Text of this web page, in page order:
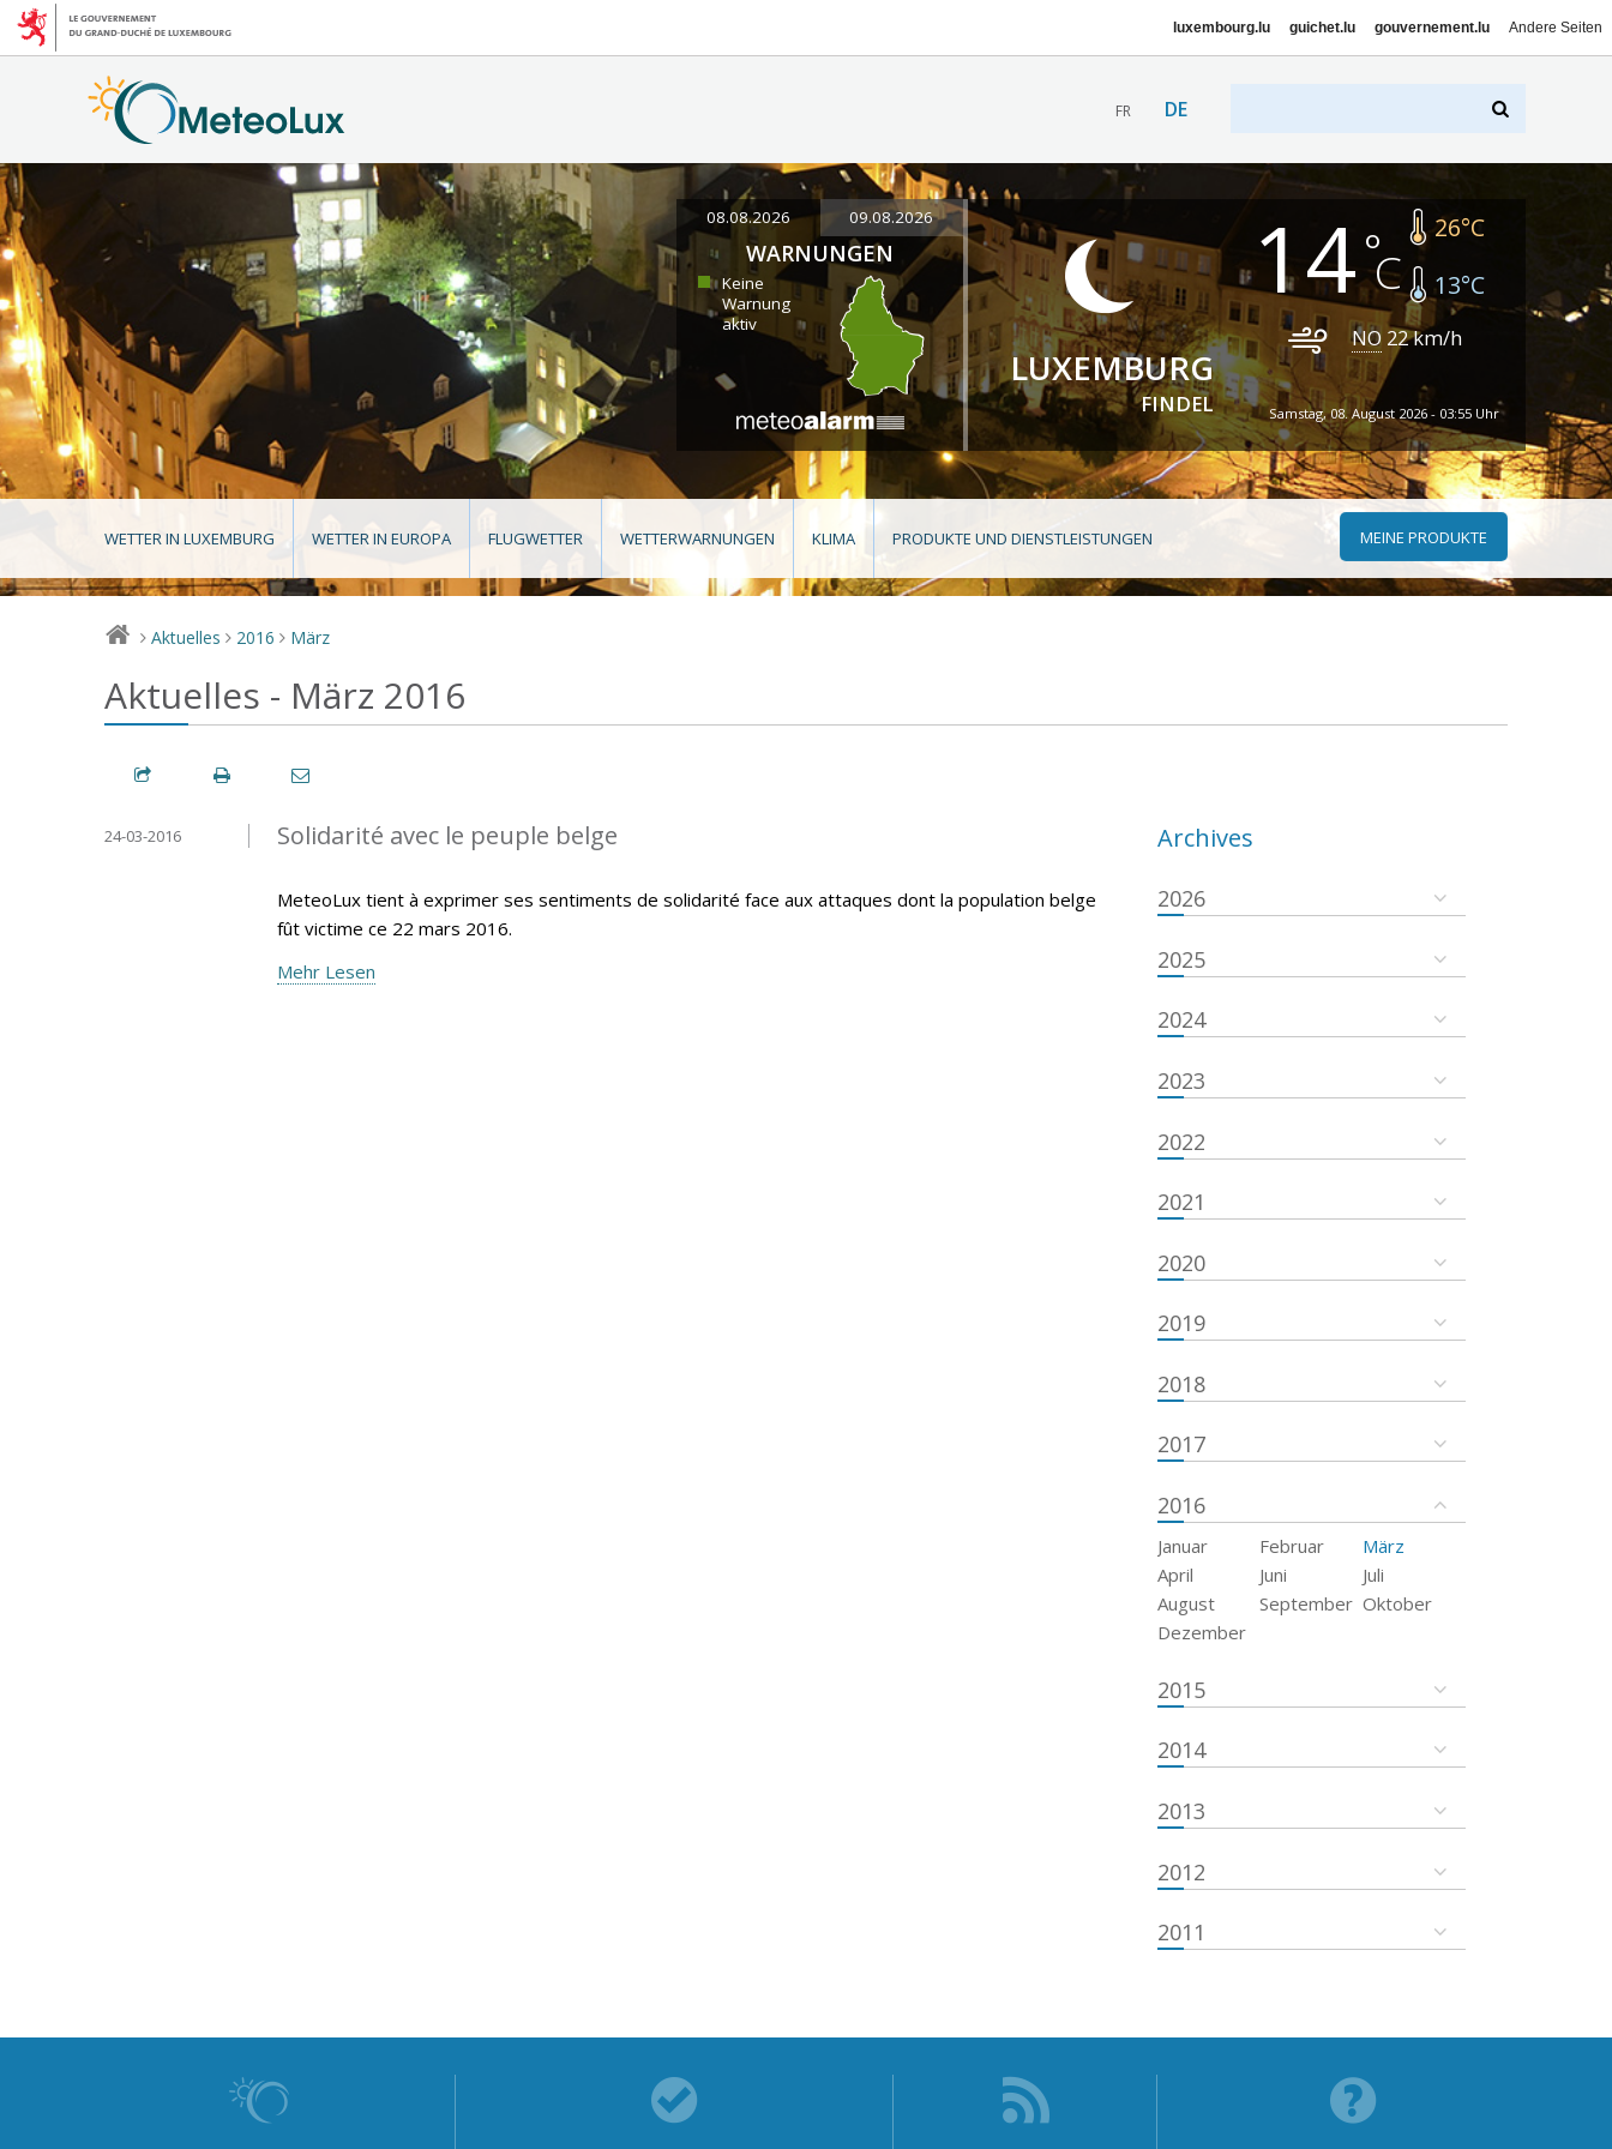
luxembourg.lu guichet.lu gouvernement.lu Andere Seiten
FR DE
08.08.2026 09.08.2026
WARNUNGEN
Keine
Warnung
aktiv
LUXEMBURG
FINDEL
14 26°C
13°C
NO 22km/h
Samstag, 08. August 2026 - 03:55 Uhr
WETTER IN LUXEMBURG WETTER IN EUROPA FLUGWETTER WETTERWARNUNGEN KLIMA PRODUKTE UND DIENSTLEISTUNGEN MEINE PRODUKTE
> Aktuelles > 2016 > März
Aktuelles - März 2016
Solidarité avec le peuple belge
24-03-2016
MeteoLux tient à exprimer ses sentiments de solidarité face aux attaques dont la population belge
fût victime ce 22 mars 2016.
Mehr Lesen
Archives
2026
2025
2024
2023
2022
2021
2020
2019
2018
2017
2016
Januar Februar
März
April
Juni
Juli
August
September Oktober
Dezember
2015
2014
2013
2012
2011